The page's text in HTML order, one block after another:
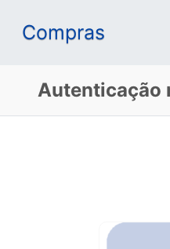
Compras
Autenticação